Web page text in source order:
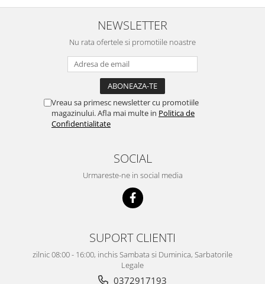
NEWSLETTER
Nu rata ofertele si promotiile noastre
Vreau sa primesc newsletter cu promotiile
magazinului. Afla mai multe in Politica de
Confidentialitate
SOCIAL
Urmareste-ne in social media
SUPORT CLIENTI
zilnic 08:00 - 16:00, inchis Sambata si Duminica, Sarbatorile
Legale
0372917193